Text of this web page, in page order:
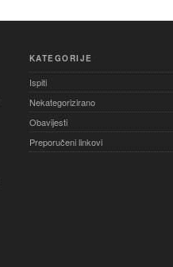
KATEGORIJE
Ispiti
Nekategorizirano
Obavijesti
Preporučeni linkovi